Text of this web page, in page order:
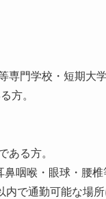
校・短期大学
方。
ある方。
咽喉・眼球・腰椎
で通勤可能な場